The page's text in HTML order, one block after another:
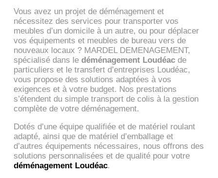
Vous avez un projet de déménagement et
nécessitez des services pour transporter vos
meubles d’un domicile à un autre, ou pour déplacer
vos équipements et meubles de bureau vers de
nouveaux locaux ? MARDEL DEMENAGEMENT,
spécialisé dans le déménagement Loudéac de
particuliers et le transfert d’entreprises Loudéac,
vous propose des solutions adaptées à vos
exigences et à votre budget. Nos prestations
s’étendent du simple transport de colis à la gestion
complète de votre déménagement.
Dotés d’une équipe qualifiée et de matériel roulant
adapté, ainsi que de matériel d’emballage et
d’autres équipements nécessaires, nous offrons des
solutions personnalisées et de qualité pour votre
déménagement Loudéac.